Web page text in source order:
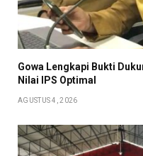
Gowa Lengkapi Bukti
Nilai IPS Optimal
AGUSTUS 4, 2026